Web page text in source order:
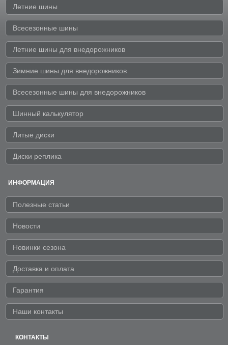
Летние шины
Всесезонные шины
Летние шины для внедорожников
Зимние шины для внедорожников
Всесезонные шины для внедорожников
Шинный калькулятор
Литые диски
Диски реплика
ИНФОРМАЦИЯ
Полезные статьи
Новости
Новинки сезона
Доставка и оплата
Гарантия
Наши контакты
КОНТАКТЫ